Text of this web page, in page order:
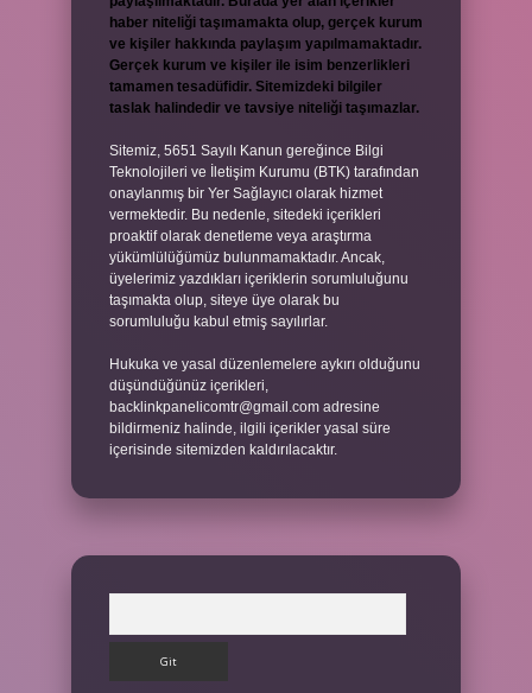
haber niteliği taşımamakta olup, gerçek kurum
ve kişiler hakkında paylaşım yapılmamaktadır.
Gerçek kurum ve kişiler ile isim benzerlikleri
tamamen tesadüfidir. Sitemizdeki bilgiler
taslak halindedir ve tavsiye niteliği taşımazlar.
Sitemiz, 5651 Sayılı Kanun gereğince Bilgi
Teknolojileri ve İletişim Kurumu (BTK) tarafından
onaylanmış bir Yer Sağlayıcı olarak hizmet
vermektedir. Bu nedenle, sitedeki içerikleri
proaktif olarak denetleme veya araştırma
yükümlülüğümüz bulunmamaktadır. Ancak,
üyelerimiz yazdıkları içeriklerin sorumluluğunu
taşımakta olup, siteye üye olarak bu
sorumluluğu kabul etmiş sayılırlar.
Hukuka ve yasal düzenlemelere aykırı olduğunu
düşündüğünüz içerikleri,
backlinkpanelicomtr@gmail.com adresine
bildirmeniz halinde, ilgili içerikler yasal süre
içerisinde sitemizden kaldırılacaktır.